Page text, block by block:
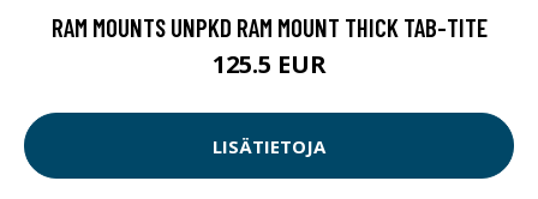
RAM MOUNTS UNPKD RAM MOUNT THICK TAB-TITE
125.5 EUR
LISÄTIETOJA